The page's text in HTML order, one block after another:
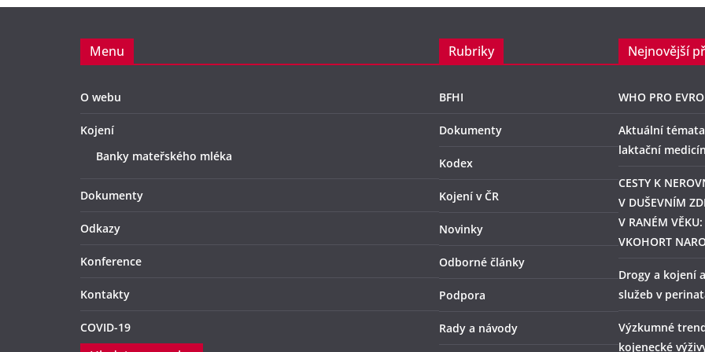
Menu
O webu
Kojení
Banky mateřského mléka
Dokumenty
Odkazy
Konference
Kontakty
COVID-19
Rubriky
BFHI
Dokumenty
Kodex
Kojení v ČR
Novinky
Odborné články
Podpora
Rady a návody
Nejnovější
WHO PRO
Aktuální
laktační
CESTY K
V DUŠEVNÍM
V RANÉM
VKOHORT
Drogy a kojení
služeb v
Výzkumné
kojenecké